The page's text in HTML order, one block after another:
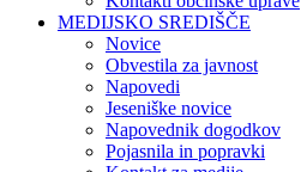
MEDIJSKO SREDIŠČE
Novice
Obvestila za javnost
Napovedi
Jeseniške novice
Napovednik dogodkov
Pojasnila in popravki